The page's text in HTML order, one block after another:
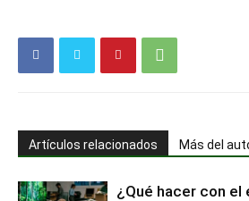
Artículos relacionados Más del
¿Qué hacer con el